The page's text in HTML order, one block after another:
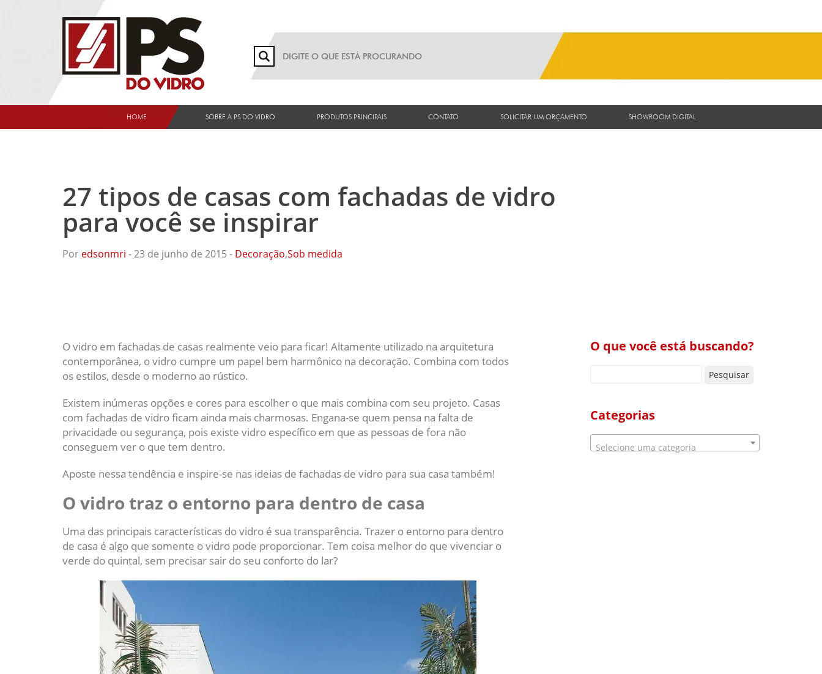
HOME SOBRE A PS DO VIDRO PRODUTOS PRINCIPAIS CONTATO SOLICITAR UM ORÇAMENTO SHOWROOM DIGITAL
27 tipos de casas com fachadas de vidro
para você se inspirar
Por edsonmri - 23 de junho de 2015 - Decoração,Sob medida
O que você está buscando?
Categorias
Selecione uma categoria
O vidro em fachadas de casas realmente veio para ficar! Altamente utilizado na arquitetura
contemporânea, o vidro cumpre um papel bem harmônico na decoração. Combina com todos
os estilos, desde o moderno ao rústico.
Existem inúmeras opções e cores para escolher o que mais combina com seu projeto. Casas
com fachadas de vidro ficam ainda mais charmosas. Engana-se quem pensa na falta de
privacidade ou segurança, pois existe vidro específico em que as pessoas de fora não
conseguem ver o que tem dentro.
Aposte nessa tendência e inspire-se nas ideias de fachadas de vidro para sua casa também!
O vidro traz o entorno para dentro de casa
Uma das principais características do vidro é sua transparência. Trazer o entorno para dentro
de casa é algo que somente o vidro pode proporcionar. Tem coisa melhor do que vivenciar o
verde do quintal, sem precisar sair do seu conforto do lar?